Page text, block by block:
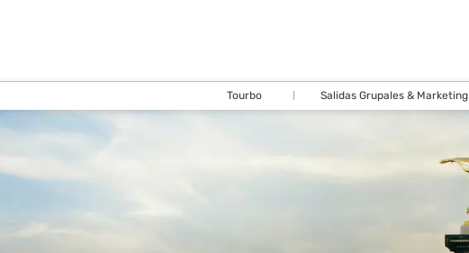
Tourbo Salidas Grupales & Marketing